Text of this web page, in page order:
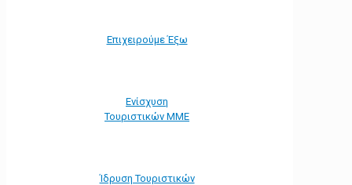
Επιχειρούμε Έξω
Ενίσχυση
Τουριστικών ΜΜΕ
Ίδρυση Τουριστικών